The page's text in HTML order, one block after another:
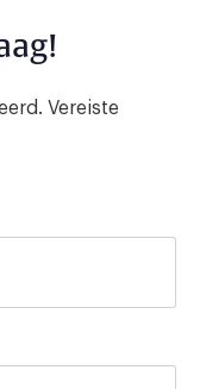
Vereiste